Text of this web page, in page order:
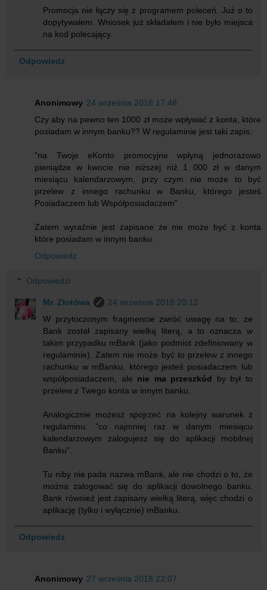
Promocja nie łączy się z programem poleceń. Już o to
dopytywałem. Wniosek już składałem i nie było miejsca
na kod polecający.
Odpowiedz
Anonimowy 24 września 2018 17:48
Czy aby na pewno ten 1000 zł może wpływać z konta, które
posiadam w innym banku?? W regulaminie jest taki zapis:
"na Twoje eKonto promocyjne wpłyną jednorazowo
pieniądze w kwocie nie niższej niż 1 000 zł w danym
miesiącu kalendarzowym, przy czym nie może to być
przelew z innego rachunku w Banku, którego jesteś
Posiadaczem lub Współposiadaczem"
Zatem wyraźnie jest zapisane że nie może być z konta
które posiadam w innym banku.
Odpowiedz
Odpowiedzi
Mr. Złotówa
24 września 2018 20:12
W przytoczonym fragmencie zwróć uwagę na to, że
Bank został zapisany wielką literą, a to oznacza w
takim przypadku mBank (jako podmiot zdefiniowany w
regulaminie). Zatem nie może być to przelew z innego
rachunku w mBanku, którego jesteś posiadaczem lub
współposiadaczem, ale nie ma przeszkód by był to
przelew z Twego konta w innym banku.
Analogicznie możesz spojrzeć na kolejny warunek z
regulaminu: "co najmniej raz w danym miesiącu
kalendarzowym zalogujesz się do aplikacji mobilnej
Banku".
Tu niby nie pada nazwa mBank, ale nie chodzi o to, że
można zalogować się do aplikacji dowolnego banku.
Bank również jest zapisany wielką literą, więc chodzi o
aplikację (tylko i wyłącznie) mBanku.
Odpowiedz
Anonimowy 27 września 2018 22:07